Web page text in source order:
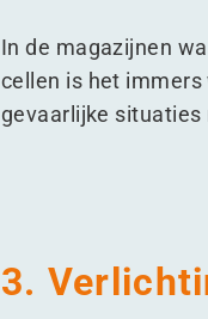
In de magazijnen
cellen is het
gevaarlijke
3.